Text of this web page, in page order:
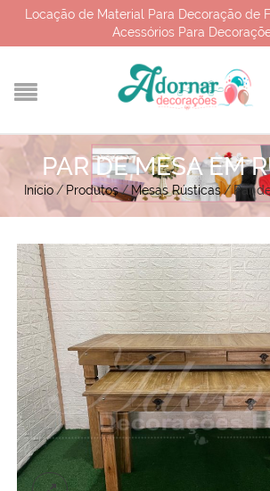
Locação de Material Para Decoração de
Acessórios Para
PAR DE MESA EM
Início / Produtos/Mesas Rústicas/Par